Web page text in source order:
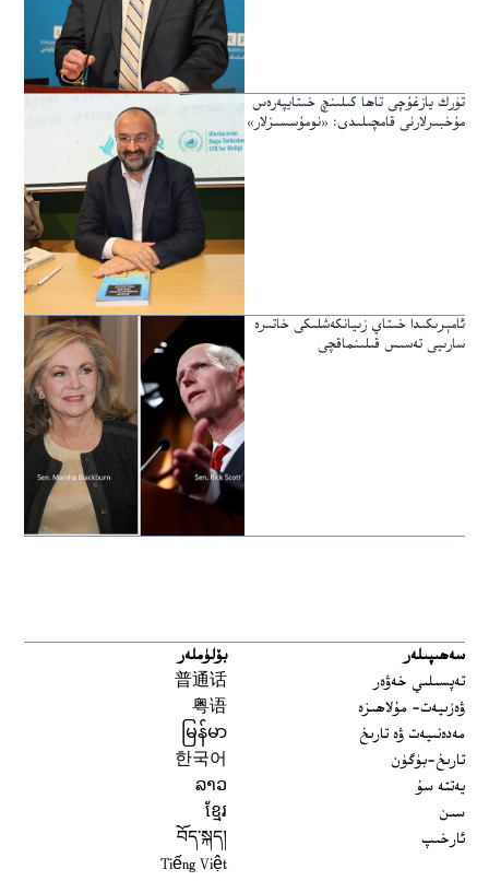
تۈرك يازغۇچى تاھا كىلىنچ خىتايپەرەس
مۇخبىرلارنى قامچىلىدى: «نومۇسسىزلار»
ئامېرىكىدا خىتاي زىيانكەشلىكى خاتىرە
سارىيى تەسىس قىلىنماقچى
سەھىپىلەر
تەپسىلىي خەۋەر
ۋەزىيەت- مۇلاھىزە
مەدەنىيەت ۋە تارىخ
تارىخ-بۈگۈن
يەتتە سۇ
سىن
ئارخىپ
بۆلۈملەر
普通话
粤语
မြန်မာ
한국어
ລາວ
ខ្មែរ
བོད་སྐད།
Tiếng Việt